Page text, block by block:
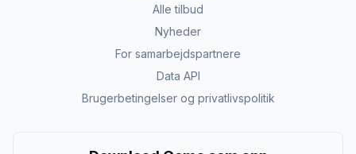
Alle tilbud
Nyheder
For samarbejdspartnere
Data API
Brugerbetingelser og privatlivspolitik